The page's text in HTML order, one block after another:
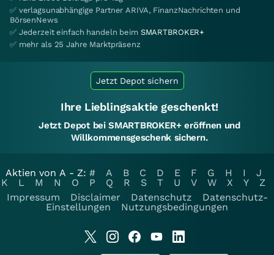
✅ verlagsunabhängige Partner ARIVA, FinanzNachrichten und
BörsenNews
✅ Jederzeit einfach handeln beim SMARTBROKER+
✅ mehr als 25 Jahre Marktpräsenz
Jetzt Depot sichern
Ihre Lieblingsaktie geschenkt!
Jetzt Depot bei SMARTBROKER+ eröffnen und
Willkommensgeschenk sichern.
Aktien von A - Z: # A B C D E F G H I
J
K
L M N O P Q R S T U V W X Y
Z
Impressum
Disclaimer Datenschutz
Datenschutz-
Einstellungen
Nutzungsbedingungen